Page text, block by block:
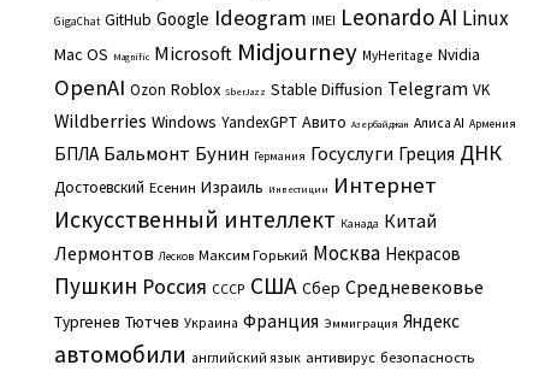
GigaChat GitHub Google Ideogram IMEI Leonardo AI Linux
Mac OS Magnific Microsoft Midjourney MyHeritage Nvidia
OpenAI Ozon Roblox SberJazz Stable Diffusion Telegram VK
Wildberries Windows YandexGPT Авито Азербайджан Алиса AI Армения
БПЛА Бальмонт Бунин Германия Госуслуги Греция ДНК
Достоевский Есенин Израиль Инвестиции Интернет
Искусственный интеллект Канада Китай
Лермонтов Лесков Максим Горький Москва Некрасов
Пушкин Россия СССР США Сбер Средневековье
Тургенев Тютчев Украина Франция Эммиграция Яндекс
автомобили английский язык антивирус безопасность